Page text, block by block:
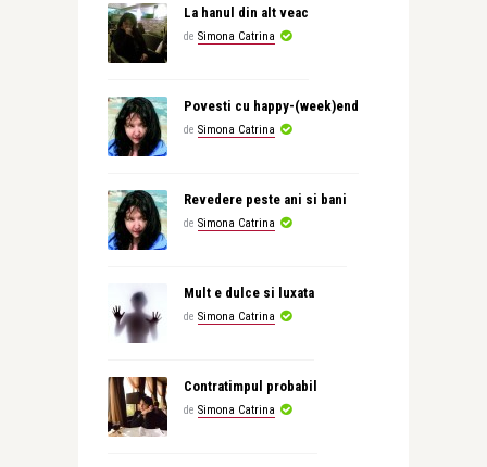
La hanul din alt veac
de Simona Catrina
Povesti cu happy-(week)end
de Simona Catrina
Revedere peste ani si bani
de Simona Catrina
Mult e dulce si luxata
de Simona Catrina
Contratimpul probabil
de Simona Catrina